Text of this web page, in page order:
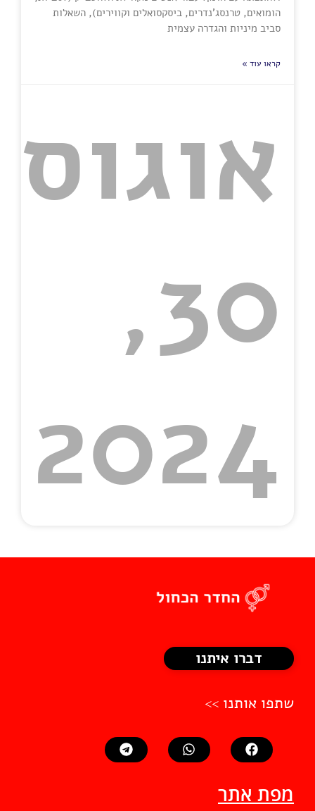
הומואים, טרנסג'נדרים, ביסקסואלים וקווירים), השאלות
סביב מיניות והגדרה עצמית
קראו עוד »
30,
2024
דברו איתנו
שתפו אותנו >>
מפת אתר